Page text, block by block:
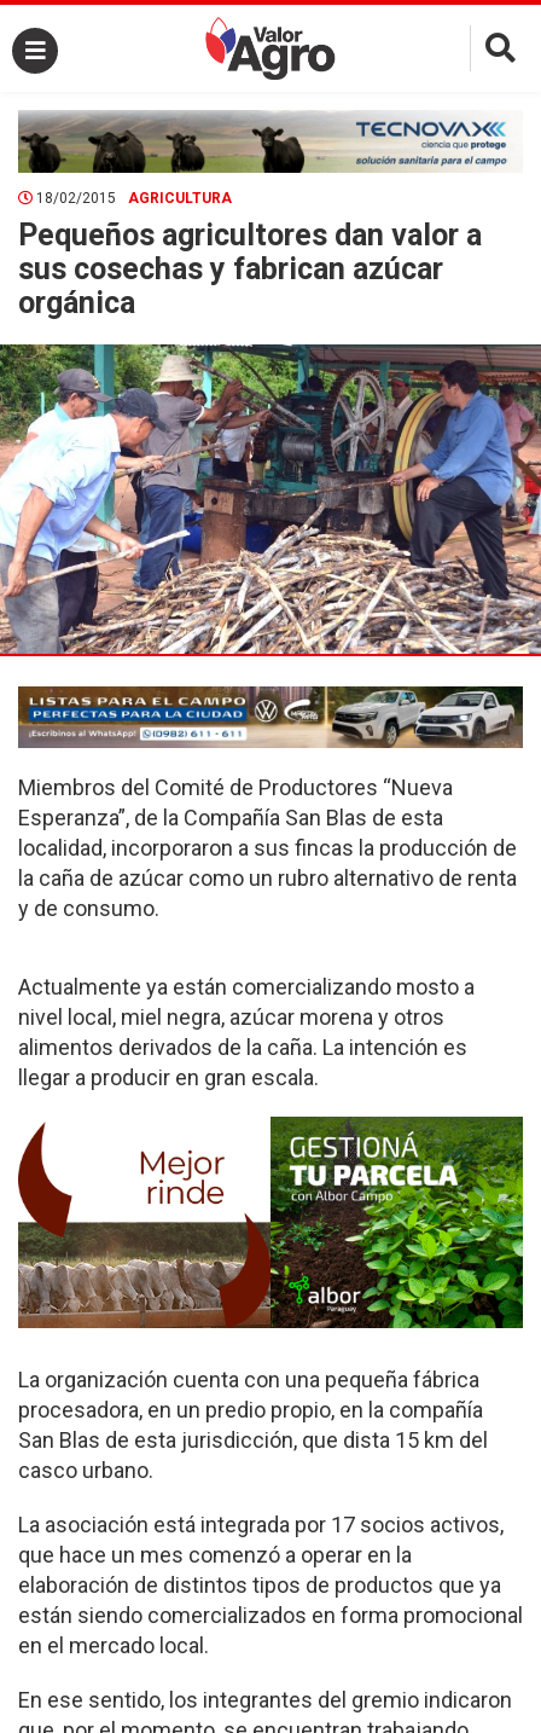
×
18/02/2015 AGRICULTURA
Pequeños agricultores dan valor a
sus cosechas y fabrican azúcar
orgánica
Miembros del Comité de Productores “Nueva
Esperanza”, de la Compañía San Blas de esta
localidad, incorporaron a sus fincas la producción de
la caña de azúcar como un rubro alternativo de renta
y de consumo.
Actualmente ya están comercializando mosto a
nivel local, miel negra, azúcar morena y otros
alimentos derivados de la caña. La intención es
llegar a producir en gran escala.
La organización cuenta con una pequeña fábrica
procesadora, en un predio propio, en la compañía
San Blas de esta jurisdicción, que dista 15 km del
casco urbano.
La asociación está integrada por 17 socios activos,
que hace un mes comenzó a operar en la
elaboración de distintos tipos de productos que ya
están siendo comercializados en forma promocional
en el mercado local.
En ese sentido, los integrantes del gremio indicaron